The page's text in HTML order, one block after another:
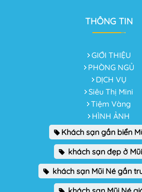
THÔNG TIN
GIỚI THIỆU
PHÒNG NGỦ
DỊCH VỤ
Siêu Thị Mini
Tiệm Vàng
HÌNH ẢNH
Khách sạn gần biển
khách sạn đẹp ở
khách sạn Mũi Né gần